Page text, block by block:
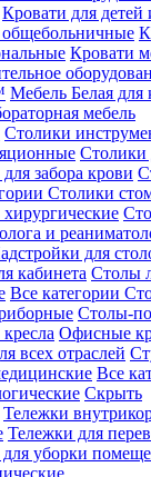
Кровати для
Кровати
Мебель Белая для
мебель
Столики
Столики
забора крови
Столики
и
для
кабинета Столы
Все категории
Столы-
Офисные
всех отраслей
Все
Скрыть
Тележки
Тележки для
уборки